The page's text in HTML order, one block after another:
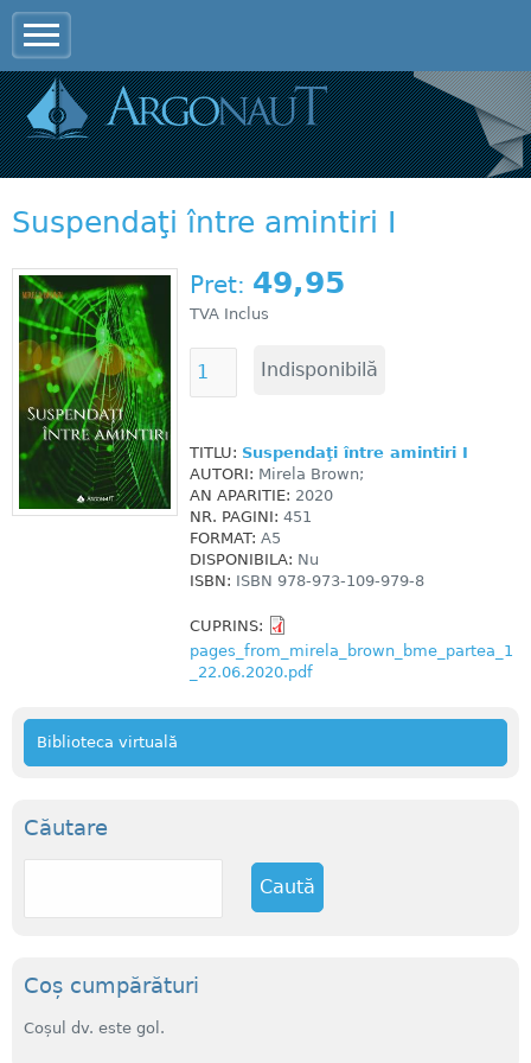
Suspendaţi între amintiri I
Pret: 49,95
TVA Inclus
TITLU: Suspendaţi între amintiri I
AUTORI: Mirela Brown;
AN APARITIE: 2020
NR. PAGINI: 451
FORMAT: A5
DISPONIBILA: Nu
ISBN: ISBN 978-973-109-979-8
CUPRINS:
pages_from_mirela_brown_bme_partea_1
_22.06.2020.pdf
Biblioteca virtuală
Căutare
C
Coș cumpărături
Coșul dv. este gol.